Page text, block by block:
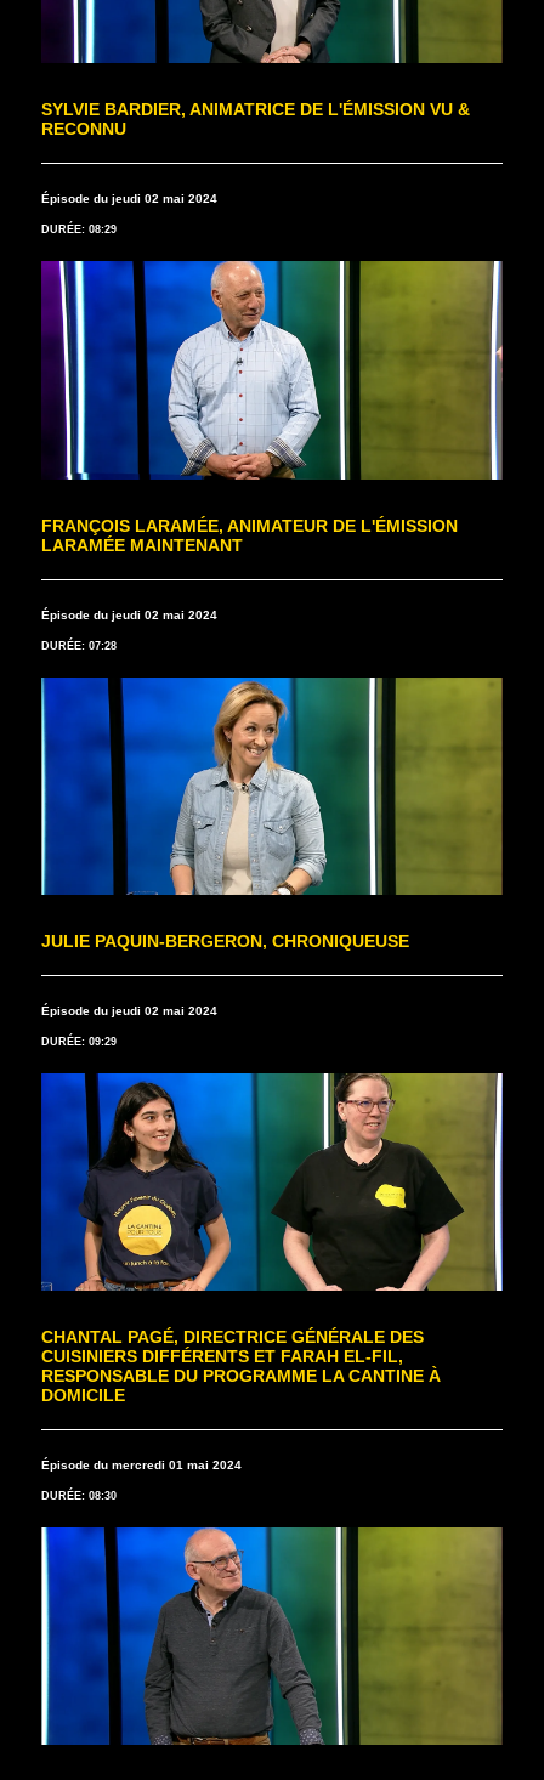
SYLVIE BARDIER, ANIMATRICE DE L'ÉMISSION VU &
RECONNU
Épisode du jeudi 02 mai 2024
DURÉE: 08:29
FRANÇOIS LARAMÉE, ANIMATEUR DE L'ÉMISSION
LARAMÉE MAINTENANT
Épisode du jeudi 02 mai 2024
DURÉE: 07:28
JULIE PAQUIN-BERGERON, CHRONIQUEUSE
Épisode du jeudi 02 mai 2024
DURÉE: 09:29
CHANTAL PAGÉ, DIRECTRICE GÉNÉRALE DES
CUISINIERS DIFFÉRENTS ET FARAH EL-FIL,
RESPONSABLE DU PROGRAMME LA CANTINE À
DOMICILE
Épisode du mercredi 01 mai 2024
DURÉE: 08:30